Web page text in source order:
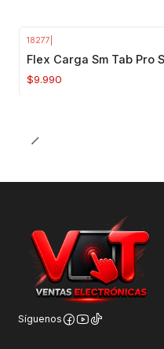
18277
Flex Carga Sm Tab Pro
$9.990
Síguenos